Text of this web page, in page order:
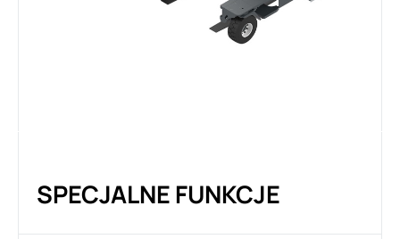
SPECJALNE FUNKCJE